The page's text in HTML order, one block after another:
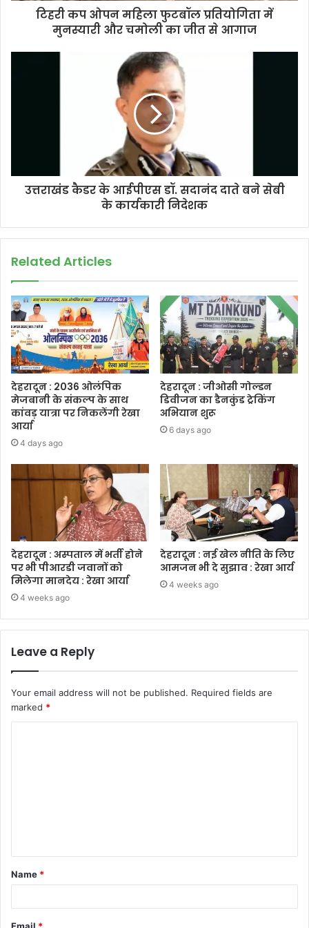
टिहरी कप ओपन महिला फुटबॉल प्रतियोगिता में
मुनस्यारी और चमोली का जीत से आगाज
उत्तराखंड कैडर के आईपीएस डॉ. सदानंद दाते बने सेबी
के कार्यकारी निदेशक
Related Articles
देहरादून : 2036 ओलंपिक
मेजबानी के संकल्प के साथ
कांवड़ यात्रा पर निकलेंगी रेखा
आर्या
4 days ago
देहरादून : जीओसी गोल्डन
डिवीजन का डैनकुंड ट्रेकिंग
अभियान शुरू
6 days ago
देहरादून : अस्पताल में भर्ती होने
पर भी पीआरडी जवानों को
मिलेगा मानदेय : रेखा आर्या
4 weeks ago
देहरादून : नई खेल नीति के लिए
आमजन भी दे सुझाव : रेखा आर्य
4 weeks ago
Leave a Reply
Your email address will not be published. Required fields are
marked *
t
*
Name *